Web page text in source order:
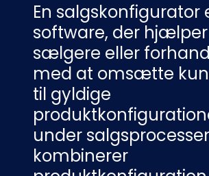
En salgskonfigurator
software, der hjælper
sælgere eller
med at omsætte
til gyldige
under
kombinerer